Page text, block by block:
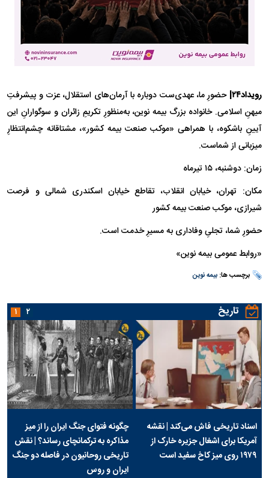
رویداد۲۴|
حضورِ ما، عهدی‌ست دوباره با آرمان‌های استقلال، عزت و پیشرفتِ
میهنِ اسلامی. خانواده بزرگ بیمه نوین، به‌منظورِ تکریمِ زائران و سوگوارانِ این
آیینِ باشکوه، با همراهی «موکب صنعت بیمه کشور»، مشتاقانه چشم‌انتظارِ
میزبانی از شماست.
زمان: دوشنبه، ۱۵ تیرماه
مکان: تهران، خیابان انقلاب، تقاطع خیابان اسکندری شمالی و فرصت
شیرازی، موکب صنعت بیمه کشور
حضورِ شما، تجلیِ وفاداری به مسیرِ خدمت است.
«روابط عمومی بیمه نوین»
برچسب ها:بیمه نوین
تاریخ
اسناد تاریخی فاش می‌کند | نقشه
آمریکا برای اشغال جزیره خارک از
۱۹۷۹ روی میز کاخ سفید است
چگونه فتوای جنگ ایران را از میز
مذاکره به ترکمانچای رساند؟ | نقش
تاریخی روحانیون در فاصله دو جنگ
ایران و روس
۱ ۲